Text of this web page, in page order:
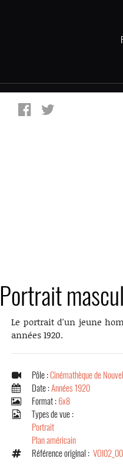
Portrait
Le portrait d'un jeune
années 1920.
Pôle :Cinémathèque de
Date :Années 1920
Format : 6x8
Types de vue :
Portrait
Plan américain
Référence original :